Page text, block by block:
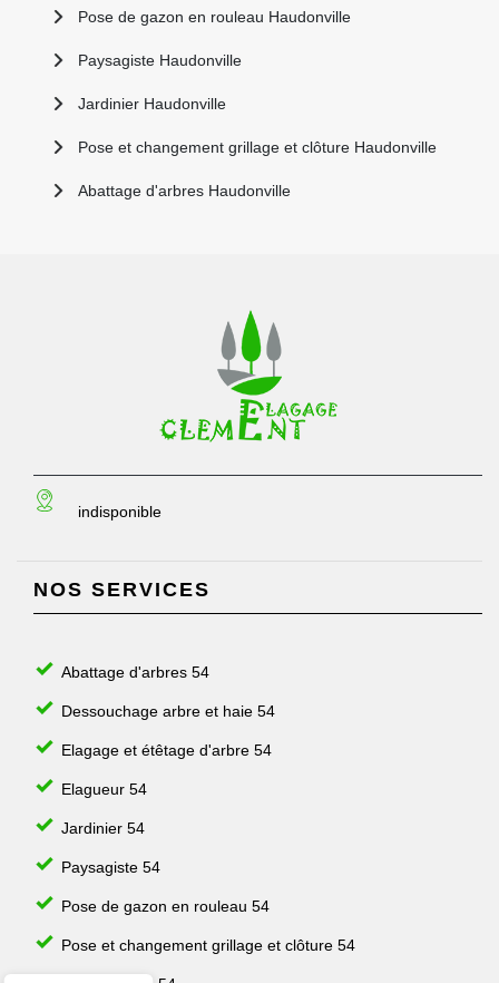
Pose de gazon en rouleau Haudonville
Paysagiste Haudonville
Jardinier Haudonville
Pose et changement grillage et clôture Haudonville
Abattage d'arbres Haudonville
indisponible
NOS SERVICES
Abattage d'arbres 54
Dessouchage arbre et haie 54
Elagage et étêtage d'arbre 54
Elagueur 54
Jardinier 54
Paysagiste 54
Pose de gazon en rouleau 54
Pose et changement grillage et clôture 54